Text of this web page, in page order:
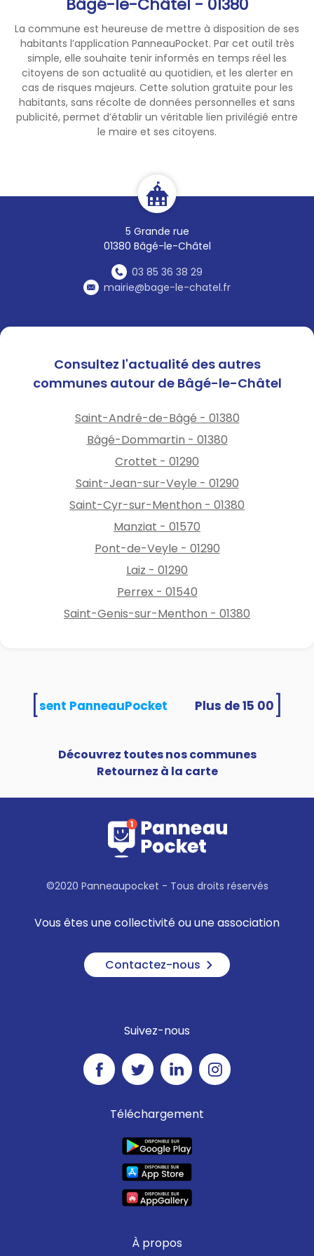
La commune est heureuse de mettre à disposition de ses
habitants l’application PanneauPocket. Par cet outil très
simple, elle souhaite tenir informés en temps réel les
citoyens de son actualité au quotidien, et les alerter en
cas de risques majeurs. Cette solution gratuite pour les
habitants, sans récolte de données personnelles et sans
publicité, permet d’établir un véritable lien privilégié entre
le maire et ses citoyens.
5 Grande rue
01380 Bâgé-le-Châtel
03 85 36 38 29
mairie@bage-le-chatel.fr
Le 0 800 06 66 66 est
également à votre disposition
tous les jours pour obtenir des
conseilspour se protéger, son
entourage, en particulier pour
les plus fragiles de 9H à 19h,
appel gratuit)
Prenez soin de vous,
Consultez l'actualité des autres
communes autour de Bâgé-le-Châtel
Saint-André-de-Bâgé - 01380
Bâgé-Dommartin - 01380
Crottet - 01290
Saint-Jean-sur-Veyle - 01290
Saint-Cyr-sur-Menthon - 01380
Manziat - 01570
Pont-de-Veyle - 01290
Laiz - 01290
Perrex - 01540
Saint-Genis-sur-Menthon - 01380
utilisent PanneauPocket
Découvrez toutes nos communes
Retournez à la carte
©2020 Panneaupocket - Tous droits réservés
Vous êtes une collectivité ou une association
Contactez-nous
Suivez-nous
Téléchargement
À propos